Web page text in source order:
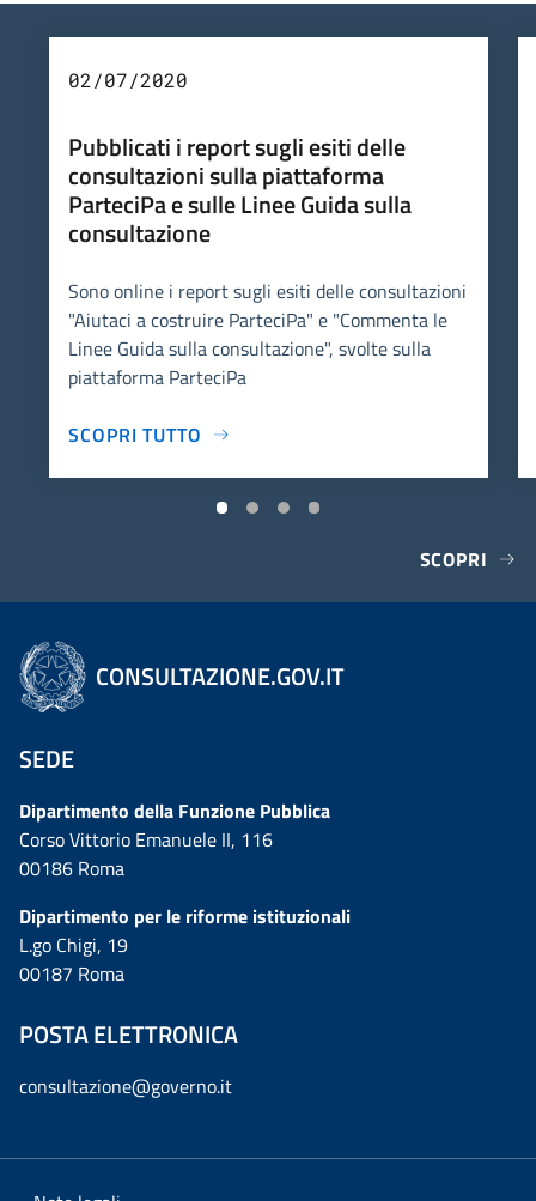
02/07/2020
Pubblicati i report sugli esiti delle
consultazioni sulla piattaforma
ParteciPa e sulle Linee Guida sulla
consultazione
Sono online i report sugli esiti delle consultazioni
"Aiutaci a costruire ParteciPa" e "Commenta le
Linee Guida sulla consultazione", svolte sulla
piattaforma ParteciPa
SCOPRI TUTTO
SCOPRI
CONSULTAZIONE.GOV.IT
SEDE
Dipartimento della Funzione Pubblica
Corso Vittorio Emanuele II, 116
00186 Roma
Dipartimento per le riforme istituzionali
L.go Chigi, 19
00187 Roma
POSTA ELETTRONICA
consultazione@governo.it